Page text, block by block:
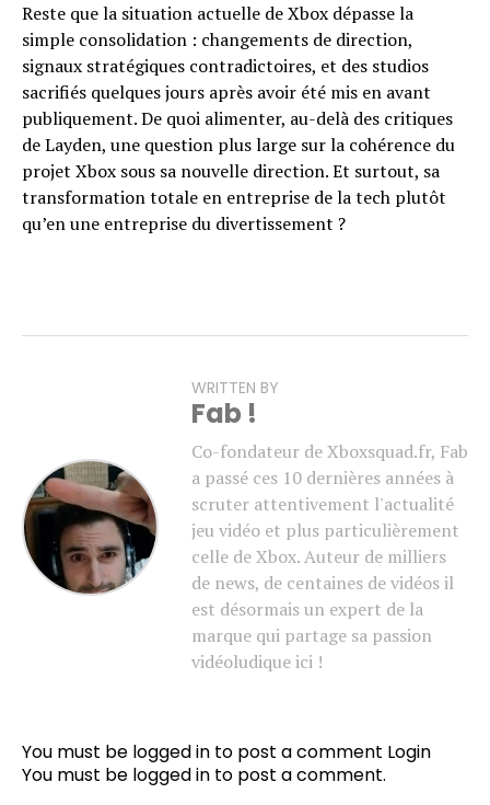
Reste que la situation actuelle de Xbox dépasse la
simple consolidation : changements de direction,
signaux stratégiques contradictoires, et des studios
sacrifiés quelques jours après avoir été mis en avant
publiquement. De quoi alimenter, au-delà des critiques
de Layden, une question plus large sur la cohérence du
projet Xbox sous sa nouvelle direction. Et surtout, sa
transformation totale en entreprise de la tech plutôt
qu’en une entreprise du divertissement ?
WRITTEN BY
Fab !
Co-fondateur de Xboxsquad.fr, Fab
a passé ces 10 dernières années à
scruter attentivement l'actualité
jeu vidéo et plus particulièrement
celle de Xbox. Auteur de milliers
de news, de centaines de vidéos il
est désormais un expert de la
marque qui partage sa passion
vidéoludique ici !
You must be logged in to post a comment Login
You must be logged in to post a comment.